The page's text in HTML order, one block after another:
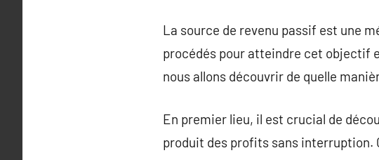
La source de revenu passif est une
procédés pour atteindre cet objectif
nous allons découvrir de quelle
En premier lieu, il est crucial de
produit des profits sans interruption.